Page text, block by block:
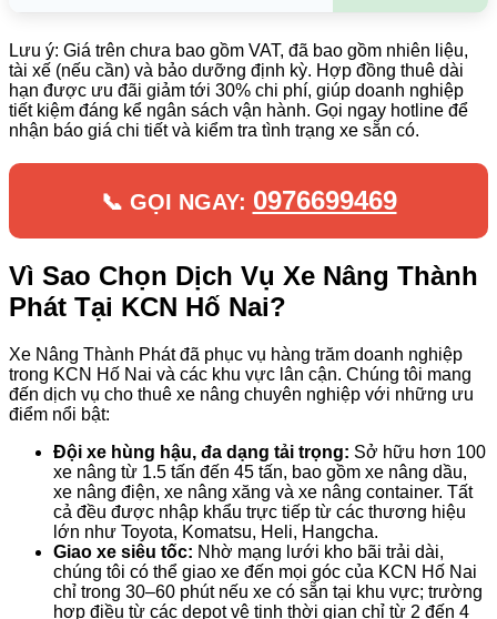
Lưu ý: Giá trên chưa bao gồm VAT, đã bao gồm nhiên liệu,
tài xế (nếu cần) và bảo dưỡng định kỳ. Hợp đồng thuê dài
hạn được ưu đãi giảm tới 30% chi phí, giúp doanh nghiệp
tiết kiệm đáng kể ngân sách vận hành. Gọi ngay hotline để
nhận báo giá chi tiết và kiểm tra tình trạng xe sẵn có.
📞 GỌI NGAY: 0976699469
Vì Sao Chọn Dịch Vụ Xe Nâng Thành
Phát Tại KCN Hố Nai?
Xe Nâng Thành Phát đã phục vụ hàng trăm doanh nghiệp
trong KCN Hố Nai và các khu vực lân cận. Chúng tôi mang
đến dịch vụ cho thuê xe nâng chuyên nghiệp với những ưu
điểm nổi bật:
Đội xe hùng hậu, đa dạng tải trọng: Sở hữu hơn 100
xe nâng từ 1.5 tấn đến 45 tấn, bao gồm xe nâng dầu,
xe nâng điện, xe nâng xăng và xe nâng container. Tất
cả đều được nhập khẩu trực tiếp từ các thương hiệu
lớn như Toyota, Komatsu, Heli, Hangcha.
Giao xe siêu tốc: Nhờ mạng lưới kho bãi trải dài,
chúng tôi có thể giao xe đến mọi góc của KCN Hố Nai
chỉ trong 30–60 phút nếu xe có sẵn tại khu vực; trường
hợp điều từ các depot vệ tinh thời gian chỉ từ 2 đến 4